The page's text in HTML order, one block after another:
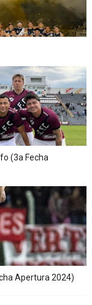
(3a Fecha
Apertura 2024)